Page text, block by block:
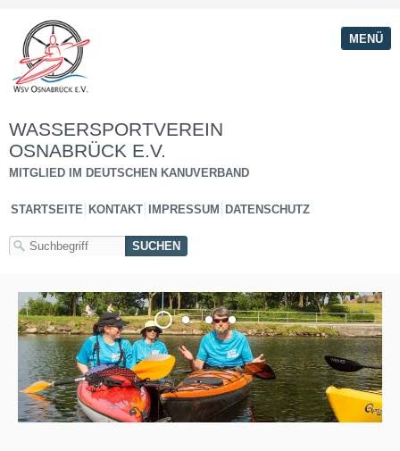
MENÜ
WASSERSPORTVEREIN
OSNABRÜCK E.V.
MITGLIED IM DEUTSCHEN KANUVERBAND
STARTSEITE KONTAKT IMPRESSUM DATENSCHUTZ